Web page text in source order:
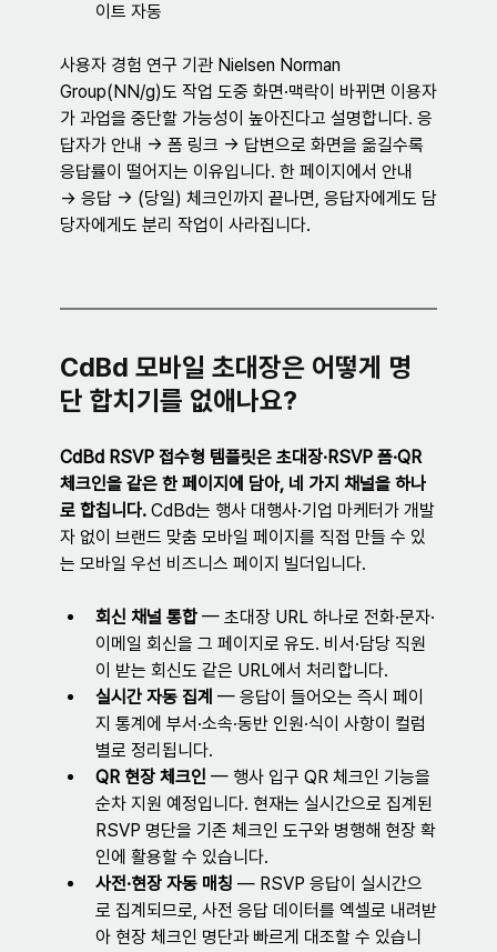
이트 자동
사용자 경험 연구 기관 Nielsen Norman
Group(NN/g)도 작업 도중 화면·맥락이 바뀌면 이용자
가 과업을 중단할 가능성이 높아진다고 설명합니다. 응
답자가 안내 → 폼 링크 → 답변으로 화면을 옮길수록
응답률이 떨어지는 이유입니다. 한 페이지에서 안내
→ 응답 → (당일) 체크인까지 끝나면, 응답자에게도 담
당자에게도 분리 작업이 사라집니다.
CdBd 모바일 초대장은 어떻게 명
단 합치기를 없애나요?
CdBd RSVP 접수형 템플릿은 초대장·RSVP 폼·QR
체크인을 같은 한 페이지에 담아, 네 가지 채널을 하나
로 합칩니다. CdBd는 행사 대행사·기업 마케터가 개발
자 없이 브랜드 맞춤 모바일 페이지를 직접 만들 수 있
는 모바일 우선 비즈니스 페이지 빌더입니다.
회신 채널 통합 — 초대장 URL 하나로 전화·문자·
이메일 회신을 그 페이지로 유도. 비서·담당 직원
이 받는 회신도 같은 URL에서 처리합니다.
실시간 자동 집계 — 응답이 들어오는 즉시 페이
지 통계에 부서·소속·동반 인원·식이 사항이 컬럼
별로 정리됩니다.
QR 현장 체크인 — 행사 입구 QR 체크인 기능을
순차 지원 예정입니다. 현재는 실시간으로 집계된
RSVP 명단을 기존 체크인 도구와 병행해 현장 확
인에 활용할 수 있습니다.
사전·현장 자동 매칭 — RSVP 응답이 실시간으
로 집계되므로, 사전 응답 데이터를 엑셀로 내려받
아 현장 체크인 명단과 빠르게 대조할 수 있습니